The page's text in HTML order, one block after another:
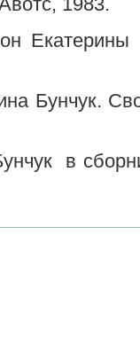
Екатерины
Бунчук.
в